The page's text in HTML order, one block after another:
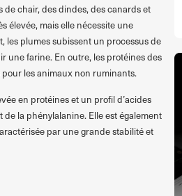
chair, des dindes, des canards et
élevée, mais elle nécessite une
les plumes subissent un processus de
une farine. En outre, les protéines des
les animaux non ruminants.
en protéines et un profil d’acides
la phénylalanine. Elle est également
par une grande stabilité et